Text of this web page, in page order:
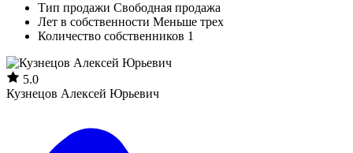
Тип продажи Свободная продажа
Лет в собственности Меньше трех
Количество собственников 1
5.0
Кузнецов Алексей Юрьевич